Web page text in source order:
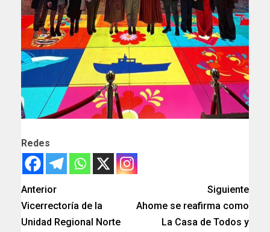
Redes
Anterior
Vicerrectoría de la
Unidad Regional Norte
Siguiente
Ahome se reafirma como
La Casa de Todos y